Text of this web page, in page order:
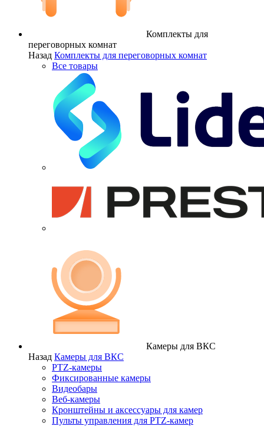
Комплекты для
переговорных комнат
Назад Комплекты для переговорных комнат
Все товары
Камеры для ВКС
Назад Камеры для ВКС
PTZ-камеры
Фиксированные камеры
Видеобары
Веб-камеры
Кронштейны и аксессуары для камер
Пульты управления для PTZ-камер